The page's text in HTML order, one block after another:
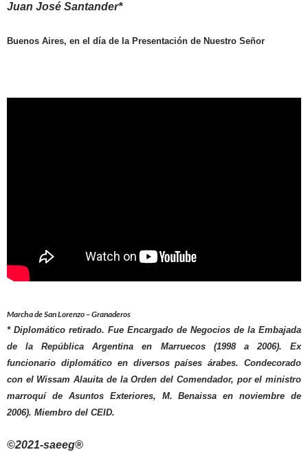
Juan José Santander*
Buenos Aires, en el día de la Presentación de Nuestro Señor
Marcha de San Lorenzo – Granaderos
* Diplomático retirado. Fue Encargado de Negocios de la Embajada
de la República Argentina en Marruecos (1998 a 2006). Ex
funcionario diplomático en diversos países árabes. Condecorado
con el Wissam Alauita de la Orden del Comendador, por el ministro
marroquí de Asuntos Exteriores, M. Benaissa en noviembre de
2006). Miembro del CEID.
©2021-saeeg®